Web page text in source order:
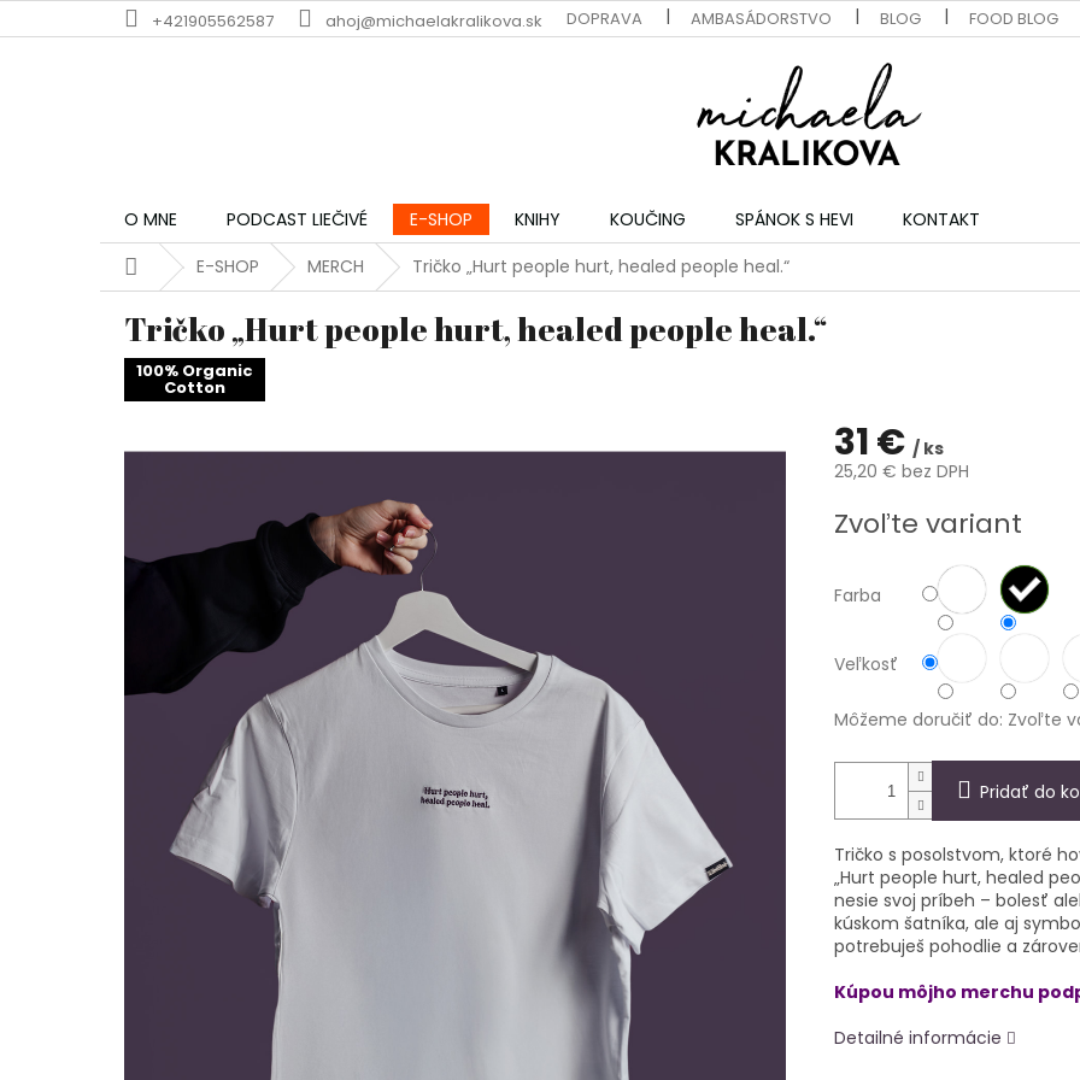
na
+421905562587 ahoj@michaelakralikova.sk DOPRAVA AMBASÁDORSTVO BLOG FOOD BLOG
O MNE PODCAST LIEČIVÉ E-SHOP KNIHY KOUČING SPÁNOK S HEVI
KONTAKT
DomovE-SHOP MERCH Tričko „Hurt people hurt, healed people heal.“
Tričko „Hurt people hurt, healed people heal.“
100% Organic
Cotton
31 € / ks
25,20 € bez DPH
cena:
Zvoľte variant
Farba
Veľkosť
Môžeme doručiť do: Zvoľte
Pridať do
Tričko s posolstvom, ktoré
„Hurt people hurt, healed
nesie svoj príbeh – bolesť
kúskom šatníka, ale aj
potrebuješ pohodlie a
Kúpou môjho merchu
Detailné informácie